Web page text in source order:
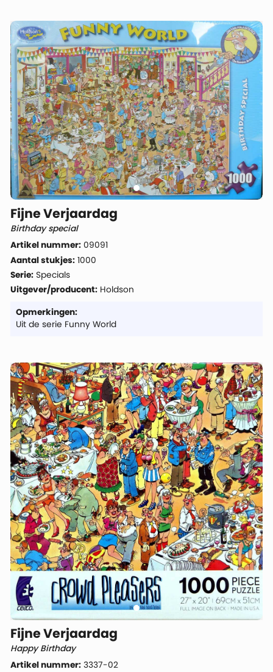
Fijne Verjaardag
Birthday special
Artikel nummer: 09091
Aantal stukjes: 1000
Serie: Specials
Uitgever/producent: Holdson
Opmerkingen:
Uit de serie Funny World
Fijne Verjaardag
Happy Birthday
Artikel nummer: 3337-02